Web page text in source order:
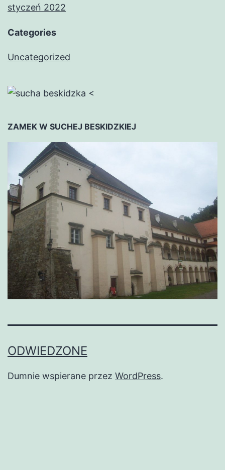
styczeń 2022
Categories
Uncategorized
<
ZAMEK W SUCHEJ BESKIDZKIEJ
ODWIEDZONE
Dumnie wspierane przez WordPress.